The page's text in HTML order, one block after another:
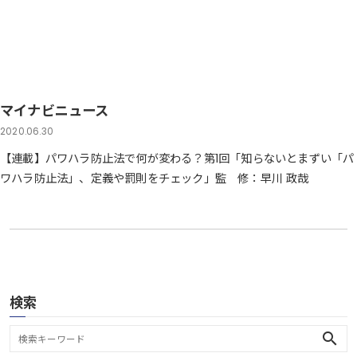
マイナビニュース
2020.06.30
【連載】パワハラ防止法で何が変わる？第1回「知らないとまずい「パ
ワハラ防止法」、定義や罰則をチェック」監 修：早川 政哉
検索
search